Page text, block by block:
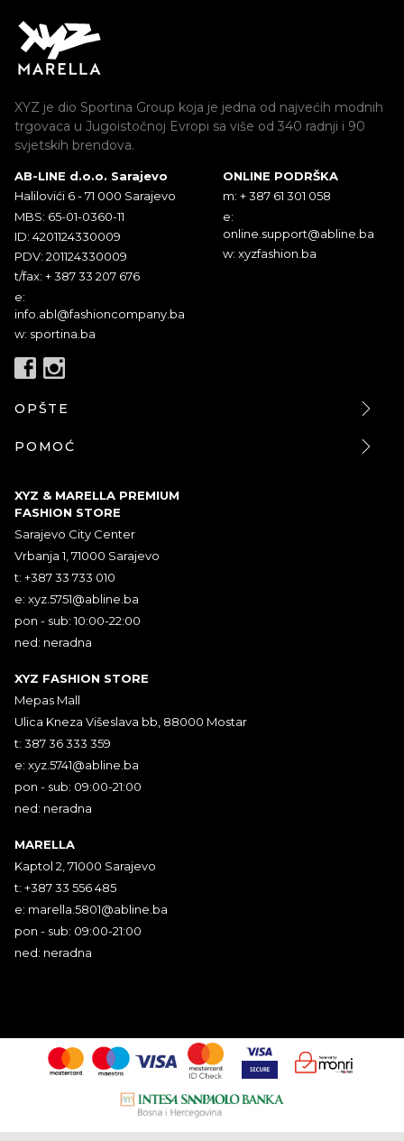
XYZ je dio Sportina Group koja je jedna od najvećih modnih
trgovaca u Jugoistočnoj Evropi sa više od 340 radnji i 90
svjetskih brendova.
AB-LINE d.o.o. Sarajevo
Halilovići 6 - 71 000 Sarajevo
MBS: 65-01-0360-11
ID: 4201124330009
PDV: 201124330009
t/fax: + 387 33 207 676
e:
info.abl@fashioncompany.ba
w: sportina.ba
ONLINE PODRŠKA
m: + 387 61 301 058
e:
online.support@abline.ba
w: xyzfashion.ba
OPŠTE
POMOĆ
XYZ & MARELLA PREMIUM
FASHION STORE
Sarajevo City Center
Vrbanja 1, 71000 Sarajevo
t: +387 33 733 010
e: xyz.5751@abline.ba
pon - sub: 10:00-22:00
ned: neradna
XYZ FASHION STORE
Mepas Mall
Ulica Kneza Višeslava bb, 88000 Mostar
t: 387 36 333 359
e: xyz.5741@abline.ba
pon - sub: 09:00-21:00
ned: neradna
MARELLA
Kaptol 2, 71000 Sarajevo
t: +387 33 556 485
e: marella.5801@abline.ba
pon - sub: 09:00-21:00
ned: neradna